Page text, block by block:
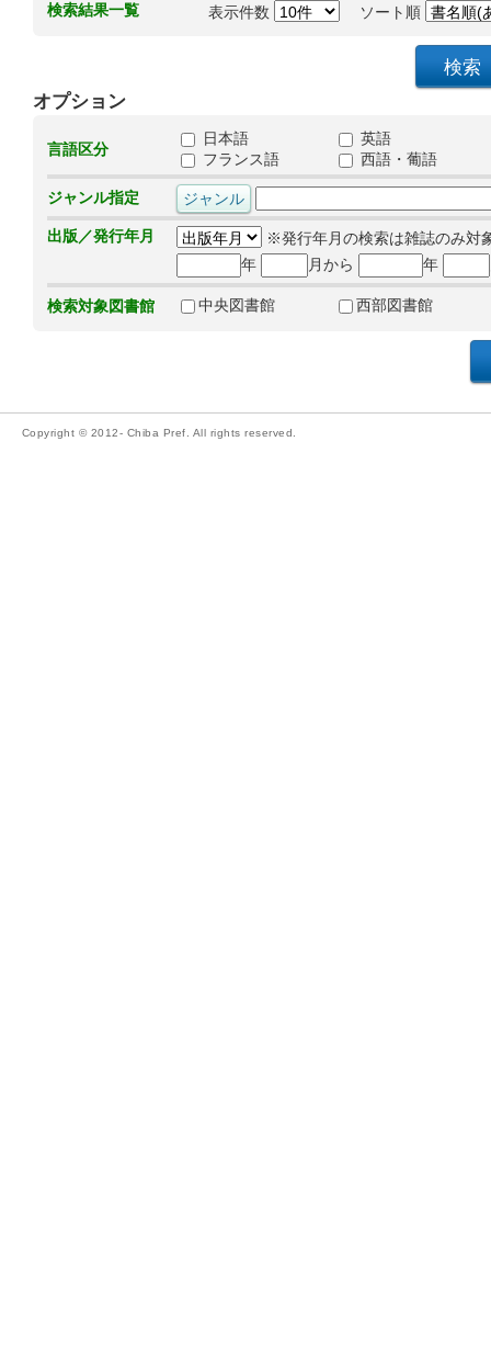
検索結果一覧 表示件数 ソート順
オプション
言語区分
日本語
英語
フランス語
西語・葡語
ジャンル指定
出版／発行年月
※発行年月の検索は雑誌のみ対
年
月から 年
検索対象図書館 中央図書館 西部図書館
Copyright © 2012- Chiba Pref. All rights reserved.